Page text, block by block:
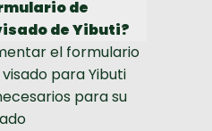
de
de Yibuti?
el formulario
para Yibuti
para su